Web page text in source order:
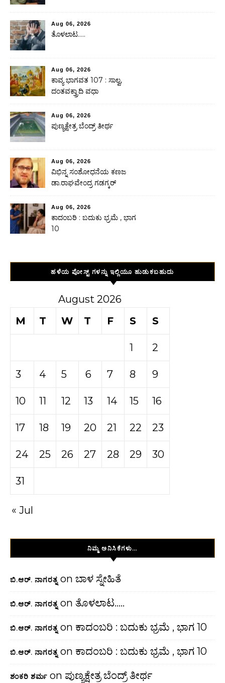
Aug 06, 2026
ತೊಳಲಾಟ…..
Aug 06, 2026
ಕಾವ್ಯ ಭಾಗವತ 107 : ಸಾಲ್ವ,
ದಂತವಕ್ತ್ರಾದಿ ವಧಾ
Aug 06, 2026
ಪುಣ್ಯಕ್ಷೇತ್ರ ಬೆಂದ್ರ್ ತೀರ್ಥ
Aug 06, 2026
ವಿಭಿನ್ನ ಸಂಶೋಧನೆಯ ಕಣಜ
ಡಾ.ರಾಘವೇಂದ್ರ ಗಡಗ್ಕರ್
Aug 06, 2026
ಕಾದಂಬರಿ : ಬದುಕು ಭ್ರಮೆ , ಭಾಗ
10
ಹಳೆಯ ಪೋಸ್ಟ್ ಗಳನ್ನು ಇಲ್ಲಿಯೂ ಹುಡುಕಬಹುದು
August 2026
M
T W T F S S
1 2
3 4 5 6 7 8 9
10 11 12 13 14 15 16
17 18 19 20 21 22 23
24 25 26 27 28 29 30
31
« Jul
ನಿಮ್ಮ ಅನಿಸಿಕೆಗಳು…
ಬಿ.ಆರ್. ನಾಗರತ್ನ on ಬಾಳ ಸ್ನೇಹಿತೆ
ಬಿ.ಆರ್. ನಾಗರತ್ನ on ತೊಳಲಾಟ…..
ಬಿ.ಆರ್. ನಾಗರತ್ನ on ಕಾದಂಬರಿ : ಬದುಕು ಭ್ರಮೆ , ಭಾಗ 10
ಬಿ.ಆರ್. ನಾಗರತ್ನ on ಕಾದಂಬರಿ : ಬದುಕು ಭ್ರಮೆ , ಭಾಗ 10
ಶಂಕರಿ ಶರ್ಮ on ಪುಣ್ಯಕ್ಷೇತ್ರ ಬೆಂದ್ರ್ ತೀರ್ಥ